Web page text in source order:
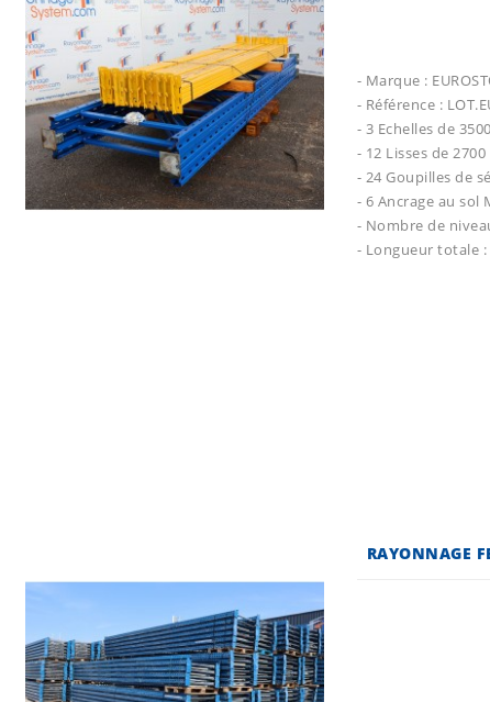
- Marque :
- Référence :
- 3 Echelles de
- 12 Lisses de
- 24 Goupilles de
- 6 Ancrage au sol
- Nombre de
- Longueur totale :
RAYONNAGE